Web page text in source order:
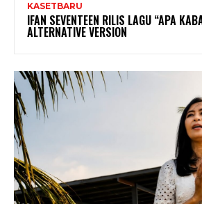
KASETBARU
IFAN SEVENTEEN RILIS LAGU “APA
ALTERNATIVE VERSION